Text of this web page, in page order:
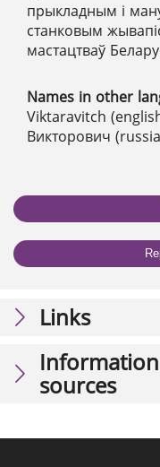
прыкладным і
станковым
мастацтваў
Names in other
Viktaravitch
Викторович
Links
Information
sources